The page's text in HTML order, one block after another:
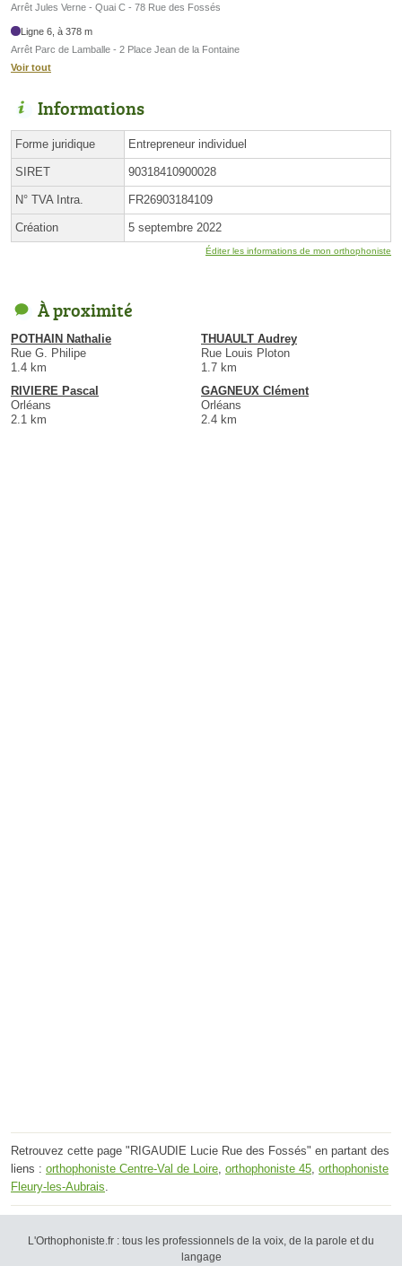
Arrêt Jules Verne - Quai C - 78 Rue des Fossés
Ligne 6, à 378 m
Arrêt Parc de Lamballe - 2 Place Jean de la Fontaine
Voir tout
Informations
Forme juridique Entrepreneur individuel
SIRET 90318410900028
N° TVA Intra. FR26903184109
Création 5 septembre 2022
Éditer les informations de mon orthophoniste
À proximité
POTHAIN Nathalie
Rue G. Philipe
1.4 km
THUAULT Audrey
Rue Louis Ploton
1.7 km
RIVIERE Pascal
Orléans
2.1 km
GAGNEUX Clément
Orléans
2.4 km
Retrouvez cette page "RIGAUDIE Lucie Rue des Fossés" en partant des
liens : orthophoniste Centre-Val de Loire orthophoniste 45 orthophoniste
Fleury-les-Aubrais
L'Orthophoniste.fr : tous les professionnels de la voix, de la parole et du
langage